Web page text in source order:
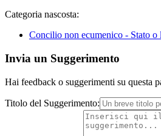
Categoria nascosta:
Concilio non ecumenico - Stato
Invia un Suggerimento
Hai feedback o suggerimenti su questa
Titolo del Suggerimento: